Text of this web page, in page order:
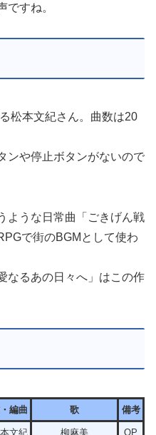
ですね。
松本文紀さん。曲数は20
ンや停止ボタンがないので
ような日常曲「ごきげん戦
で街のBGMとして使わ
なるあの日々へ」はこの作
編曲 歌 備考
文紀 柳麻美 OP